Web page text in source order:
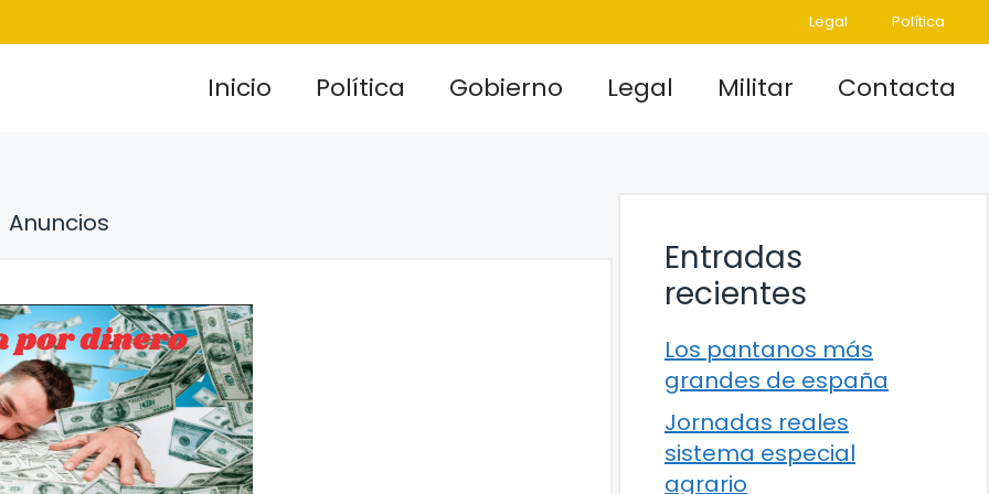
Legal Política
Inicio Política Gobierno Legal Militar Contacta
Anuncios
Entradas
recientes
Los pantanos más
grandes de españa
Jornadas reales
sistema especial
agrario